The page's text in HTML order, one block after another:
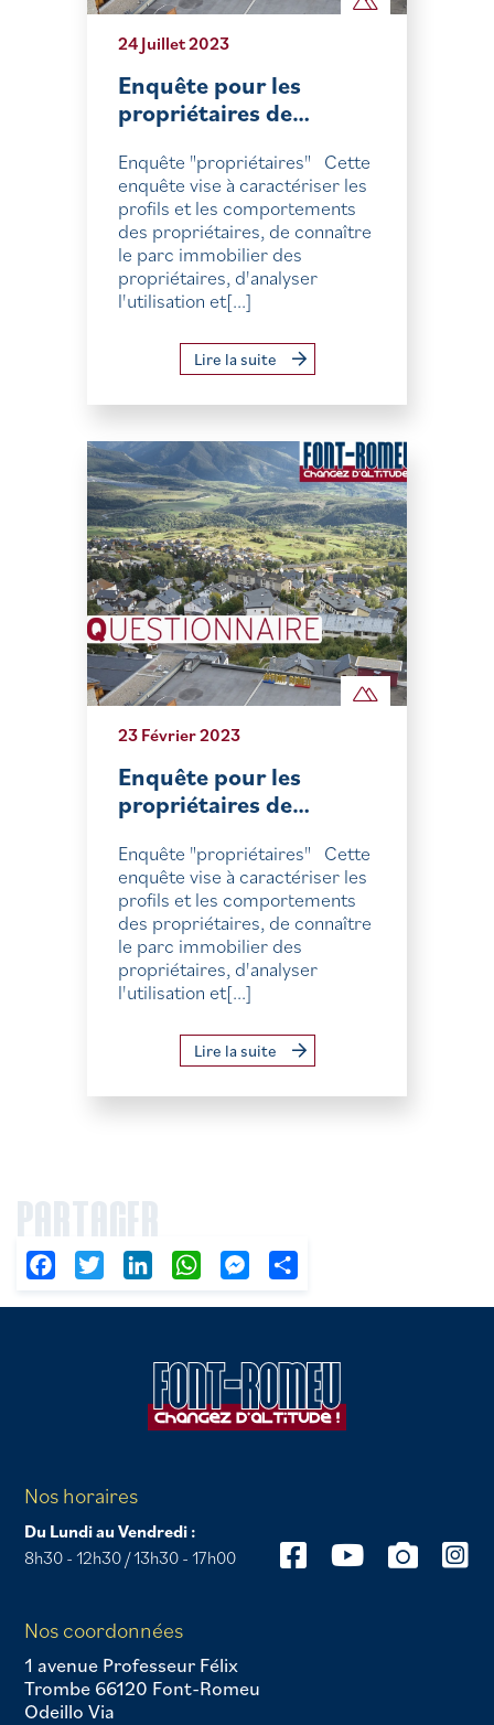
24 Juillet 2023
Enquête pour les
propriétaires de…
Enquête "propriétaires" Cette
enquête vise à caractériser les
profils et les comportements
des propriétaires, de connaître
le parc immobilier des
propriétaires, d'analyser
l'utilisation et[...]
Lire la suite
23 Février 2023
Enquête pour les
propriétaires de…
Enquête "propriétaires" Cette
enquête vise à caractériser les
profils et les comportements
des propriétaires, de connaître
le parc immobilier des
propriétaires, d'analyser
l'utilisation et[...]
Lire la suite
PARTAGER
FacebookTwitter LinkedIn WhatsAppMessenger
Nos horaires
Du Lundi au Vendredi :
8h30 - 12h30 / 13h30 - 17h00
Nos coordonnées
1 avenue Professeur Félix
Trombe 66120 Font-Romeu
Odeillo Via